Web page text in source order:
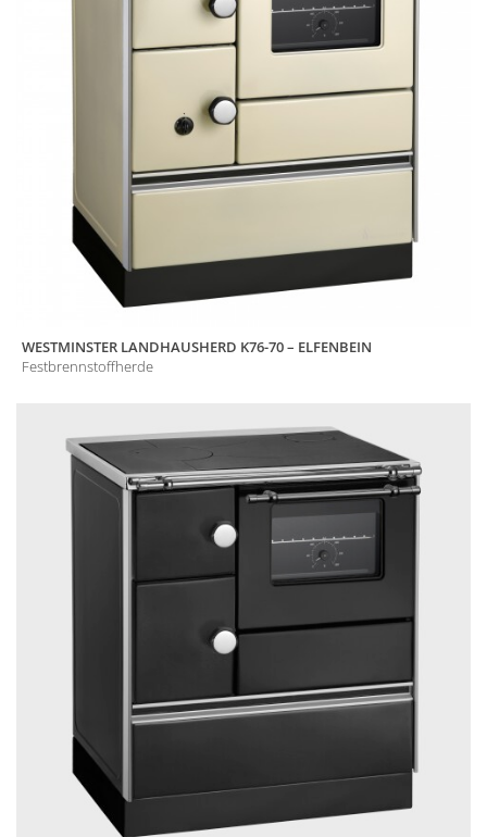
WESTMINSTER LANDHAUSHERD K76-70 – ELFENBEIN
Festbrennstoffherde